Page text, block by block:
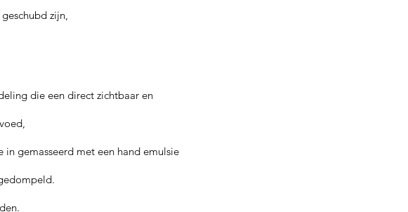
zijn,
die een direct zichtbaar en
in gemasseerd met een hand emulsie